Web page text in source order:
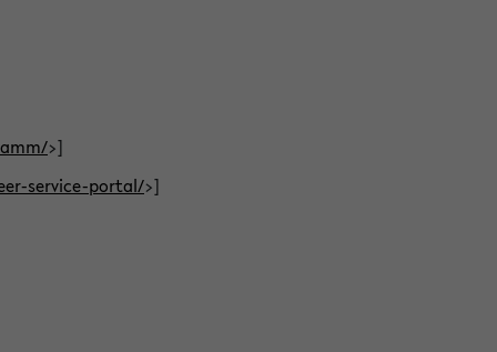
>]
service-portal/>]